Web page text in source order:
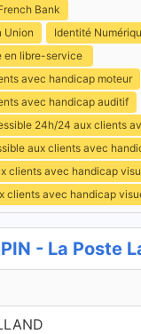
Bank
Union
Identité
en libre-service
avec handicap moteur
avec handicap auditif
24h/24 aux clients
aux clients avec
clients avec handicap
clients avec handicap
- La Poste